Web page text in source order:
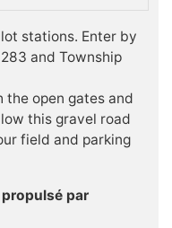
stations. Enter by
and Township
the open gates and
this gravel road
field and parking
par